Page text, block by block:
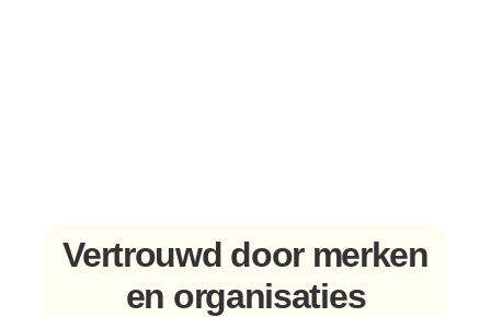
Vertrouwd door merken
en organisaties